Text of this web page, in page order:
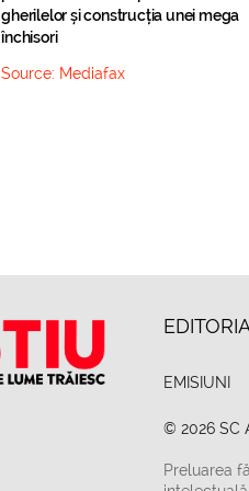
gherilelor și construcția unei mega
închisori
Source: Mediafax
EMISIUNI
© 2026 SC
Preluarea